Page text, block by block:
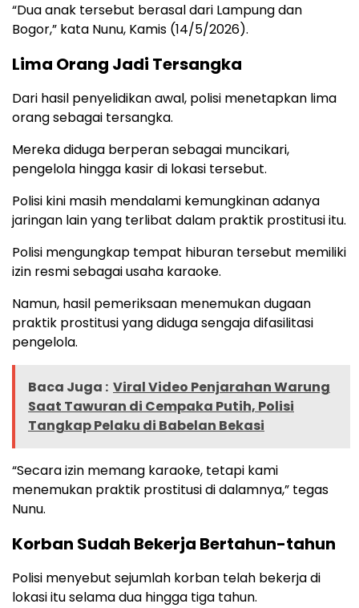
“Dua anak tersebut berasal dari Lampung dan
Bogor,” kata Nunu, Kamis (14/5/2026).
Lima Orang Jadi Tersangka
Dari hasil penyelidikan awal, polisi menetapkan lima
orang sebagai tersangka.
Mereka diduga berperan sebagai muncikari,
pengelola hingga kasir di lokasi tersebut.
Polisi kini masih mendalami kemungkinan adanya
jaringan lain yang terlibat dalam praktik prostitusi itu.
Polisi mengungkap tempat hiburan tersebut memiliki
izin resmi sebagai usaha karaoke.
Namun, hasil pemeriksaan menemukan dugaan
praktik prostitusi yang diduga sengaja difasilitasi
pengelola.
Baca Juga : Viral Video Penjarahan Warung
Saat Tawuran di Cempaka Putih, Polisi
Tangkap Pelaku di Babelan Bekasi
“Secara izin memang karaoke, tetapi kami
menemukan praktik prostitusi di dalamnya,” tegas
Nunu.
Korban Sudah Bekerja Bertahun-tahun
Polisi menyebut sejumlah korban telah bekerja di
lokasi itu selama dua hingga tiga tahun.